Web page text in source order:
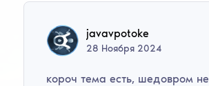
javavpotoke
28 Ноября 2024
короч тема есть, шедовром не